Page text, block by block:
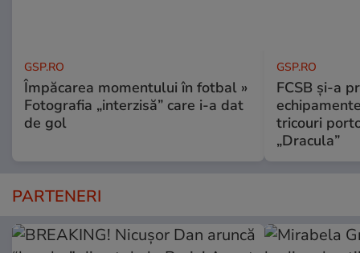
GSP.RO
Împăcarea momentului în fotbal »
Fotografia „interzisă” care i-a dat
de gol
GSP.RO
FCSB și-a
tricouri
„Dracula”
PARTENERI